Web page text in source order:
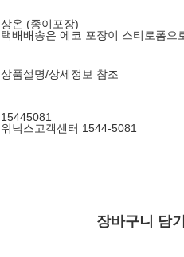
상온 (종이포장)
택배배송은 에코 포장이 스티로폼으
상품설명/상세정보 참조
15445081
위닉스고객센터 1544-5081
장바구니 담기